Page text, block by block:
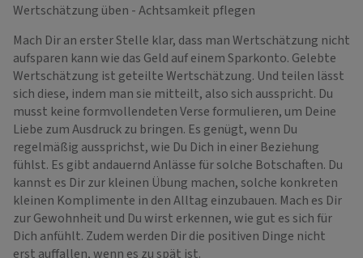
Wertschätzung üben - Achtsamkeit pflegen
Mach Dir an erster Stelle klar, dass man Wertschätzung nicht
aufsparen kann wie das Geld auf einem Sparkonto. Gelebte
Wertschätzung ist geteilte Wertschätzung. Und teilen lässt
sich diese, indem man sie mitteilt, also sich ausspricht. Du
musst keine formvollendeten Verse formulieren, um Deine
Liebe zum Ausdruck zu bringen. Es genügt, wenn Du
regelmäßig aussprichst, wie Du Dich in einer Beziehung
fühlst. Es gibt andauernd Anlässe für solche Botschaften. Du
kannst es Dir zur kleinen Übung machen, solche konkreten
kleinen Komplimente in den Alltag einzubauen. Mach es Dir
zur Gewohnheit und Du wirst erkennen, wie gut es sich für
Dich anfühlt. Zudem werden Dir die positiven Dinge nicht
erst auffallen, wenn es zu spät ist.